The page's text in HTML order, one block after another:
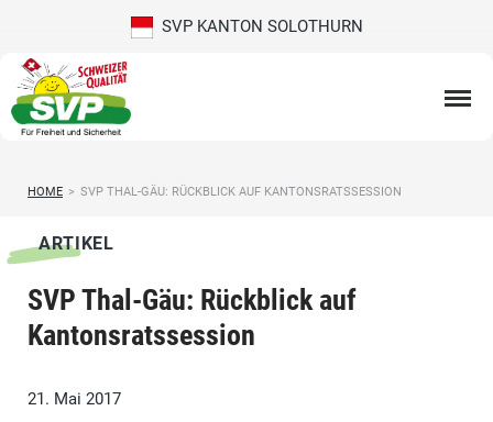
SVP KANTON SOLOTHURN
HOME > SVP THAL-GÄU: RÜCKBLICK AUF KANTONSRATSSESSION
ARTIKEL
SVP Thal-Gäu: Rückblick auf
Kantonsratssession
21. Mai 2017